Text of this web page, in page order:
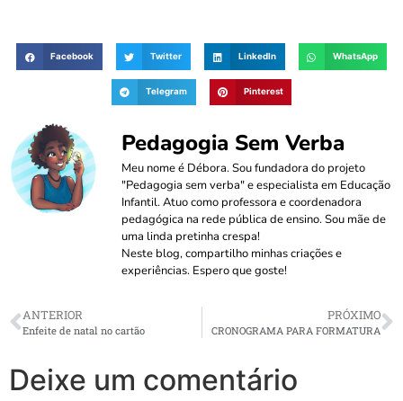
Facebook Twitter LinkedIn WhatsApp
Telegram Pinterest
Pedagogia Sem Verba
Meu nome é Débora. Sou fundadora do projeto
"Pedagogia sem verba" e especialista em Educação
Infantil. Atuo como professora e coordenadora
pedagógica na rede pública de ensino. Sou mãe de
uma linda pretinha crespa!
Neste blog, compartilho minhas criações e
experiências. Espero que goste!
ANTERIOR
Enfeite de natal no cartão
PRÓXIMO
CRONOGRAMA PARA FORMATURA
Deixe um comentário